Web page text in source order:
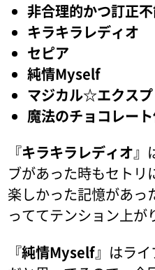
非合理的かつ訂正
キラキラレディオ
セピア
純情Myself
マジカル☆エクス
魔法のチョコレー
『キラキラレディオ』
ブがあった時もセトリ
楽しかった記憶があっ
っててテンション上が
『純情Myself』はラ